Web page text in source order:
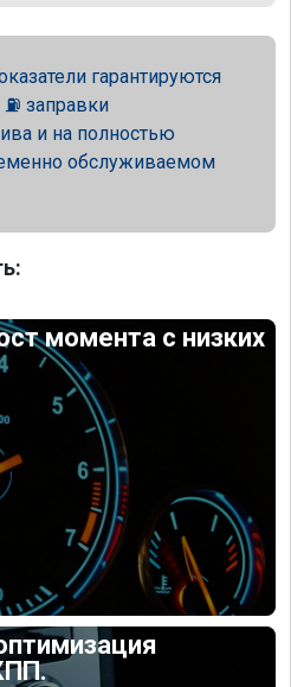
гарантируются
заправки
и на полностью
обслуживаемом
момента с низких